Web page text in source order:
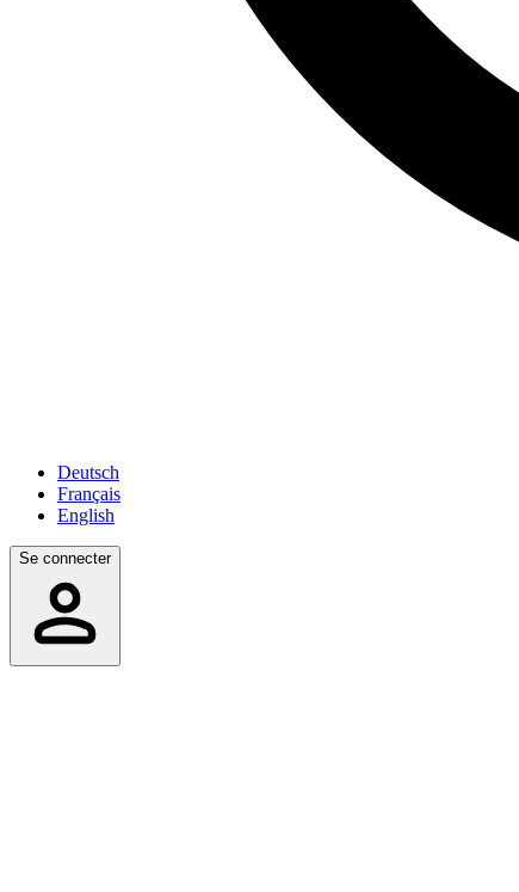
Deutsch
Français
English
Se connecter